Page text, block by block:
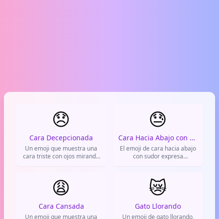
😞
Cara Decepcionada
Un emoji que muestra una
cara triste con ojos mirando
decepción, tristeza o
desilusión. Se usa mucho en
WhatsApp y redes sociales
para reaccionar a malas
noticias o momentos
😓
Cara Hacia Abajo con Sudor
El emoji de cara hacia abajo
con sudor expresa
y redes cuando algo sale mal
o te sientes abrumado.
Representa un suspiro de
cansancio o decepción.
😩
Cara Cansada
Un emoji que muestra una
😿
Gato Llorando
Un emoji de gato llorando,